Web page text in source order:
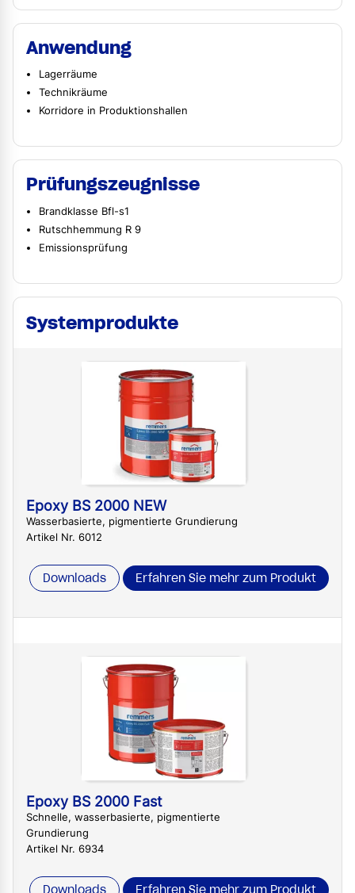
Anwendung
Lagerräume
Technikräume
Korridore in Produktionshallen
Prüfungszeugnisse
Brandklasse Bfl-s1
Rutschhemmung R 9
Emissionsprüfung
Systemprodukte
Epoxy BS 2000 NEW
Wasserbasierte, pigmentierte Grundierung
Artikel Nr. 6012
Downloads Erfahren Sie mehr zum Produkt
Epoxy BS 2000 Fast
Schnelle, wasserbasierte, pigmentierte
Grundierung
Artikel Nr. 6934
Downloads Erfahren Sie mehr zum Produkt